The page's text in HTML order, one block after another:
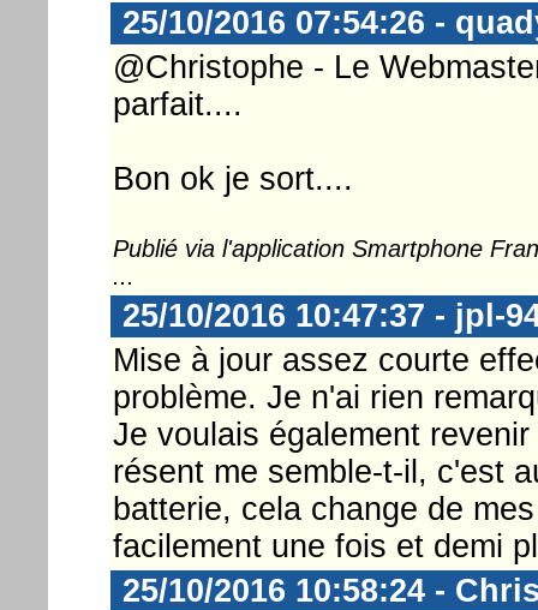
25/10/2016 07:54:26 -
@Christophe - Le
parfait....
Bon ok je sort....
Publié via l'application Smartphone
...
25/10/2016 10:47:37 - jpl-
Mise à jour assez courte
problème. Je n'ai rien
Je voulais également
résent me semble-t-il, c'est
batterie, cela change de
facilement une fois et demi
25/10/2016 10:58:24 -